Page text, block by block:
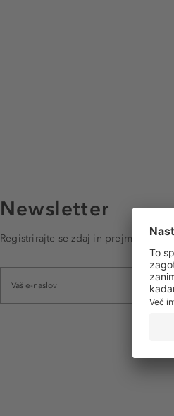
Newsletter
Registrirajte se zdaj in prejmite e-